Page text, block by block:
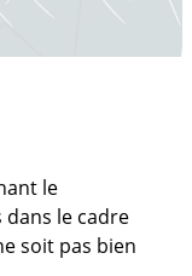
le
le cadre
soit pas bien